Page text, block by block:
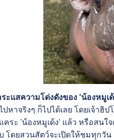
ะแสความโด่งดังของ 'น้องหมูเ
ปหาจริงๆ ก็ไปได้เลย โดยเจ้า
คระ 'น้องหมูเด้ง' แล้ว หรือสน
โดยสวนสัตว์จะเปิดให้ชมทุกวัน